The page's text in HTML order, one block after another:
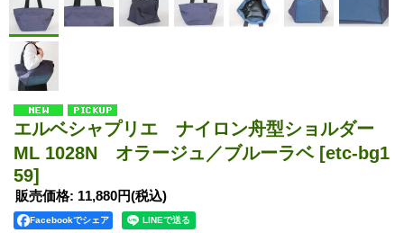
エルベシャプリエ ナイロン舟型ショルダー
ML 1028N オラージュ／ブルーラベ [etc-bg1
59]
販売価格: 11,880円(税込)
Facebookでシェア